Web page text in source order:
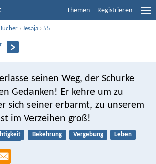
Themen Registrieren
›Jesaja ›55
seinen Weg, der Schurke
Gedanken! Er kehre um zu
sich seiner erbarmt, zu unserem
im Verzeihen groß!
Bekehrung Vergebung
Leben